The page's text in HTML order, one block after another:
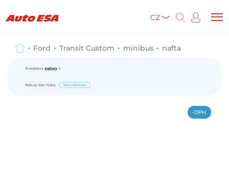
CZ
Ford Transit Custom minibus nafta
-DPH